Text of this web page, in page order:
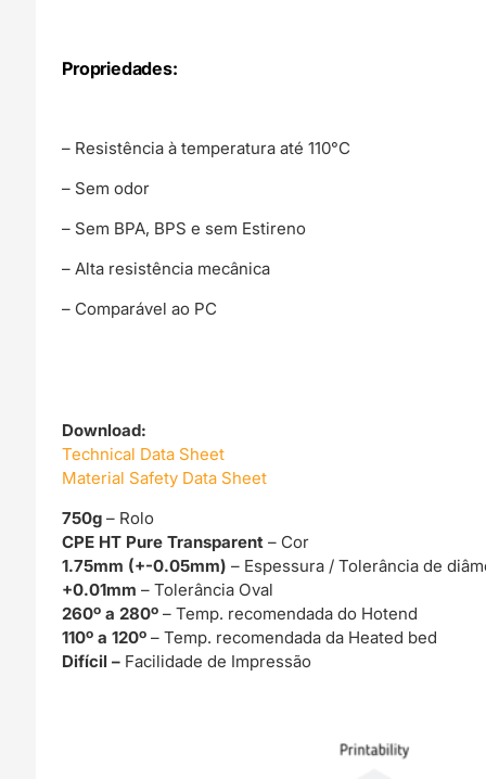
Propriedades:
– Resistência à temperatura até 110°C
– Sem odor
– Sem BPA, BPS e sem Estireno
– Alta resistência mecânica
– Comparável ao PC
Download:
Technical Data Sheet
Material Safety Data Sheet
750g – Rolo
CPE HT Pure Transparent– Cor
1.75mm (+-0.05mm)– Espessura / Tolerância de
+0.01mm– Tolerância Oval
260º a 280º– Temp. recomendada do Hotend
110º a 120º– Temp. recomendada da Heated bed
Difícil – Facilidade de Impressão